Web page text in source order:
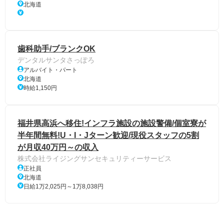
北海道
歯科助手/ブランクOK
デンタルサンタさっぽろ
アルバイト・パート
北海道
時給1,150円
福井県高浜へ移住!インフラ施設の施設警備/個室寮が
半年間無料!U・I・Jターン歓迎/現役スタッフの5割
が月収40万円～の収入
株式会社ライジングサンセキュリティーサービス
正社員
北海道
日給1万2,025円～1万8,038円